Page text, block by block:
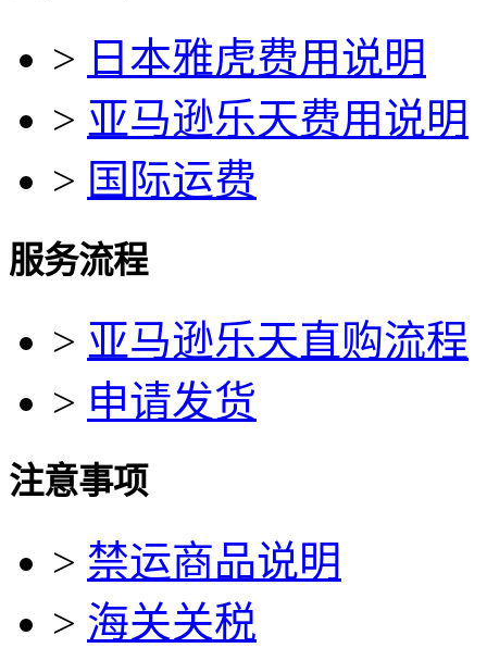
> 日本雅虎费用说明
> 亚马逊乐天费用说明
> 国际运费
服务流程
> 亚马逊乐天直购流程
> 申请发货
注意事项
> 禁运商品说明
> 海关关税